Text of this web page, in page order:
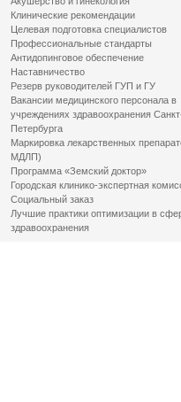
Клинические рекомендации
Целевая подготовка специалистов
Профессиональные стандарты
Антидопинговое обеспечение
Наставничество
Резерв руководителей ГУП и ГУ
Вакансии медицинского персонала в
учреждениях здравоохранения
Петербурга
Маркировка лекарственных
МДЛП)
Программа «Земский доктор»
Городская клинико-экспертная
Социальный заказ
Лучшие практики оптимизации в
здравоохранения